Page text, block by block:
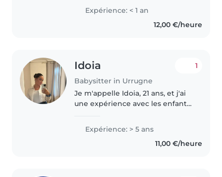
enfants ! Je suis en terminale
ASSP ( filière
d'Accompagnement, Soins et
Expérience: < 1 an
12,00 €/heure
Idoia
Babysitter in Urrugne
1
Je m'appelle Idoia, 21 ans, et j'ai
une expérience avec les enfants
l'occasion de m'occuper aussi
bien de jeunes enfants que
d'adolescents : garde à..
Expérience: > 5 ans
11,00 €/heure